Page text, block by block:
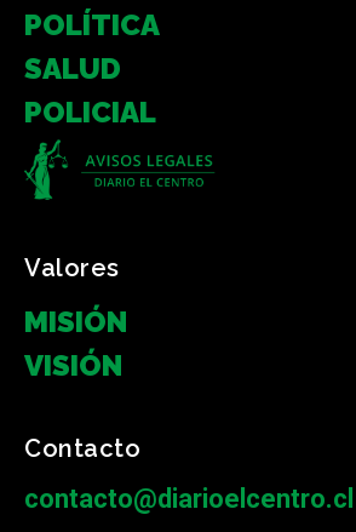
POLÍTICA
SALUD
POLICIAL
Valores
MISIÓN
VISIÓN
Contacto
contacto@diarioelcentro.cl